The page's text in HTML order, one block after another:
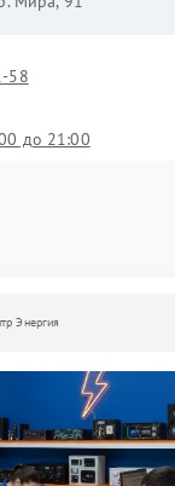
58
до 21:00
Энергия